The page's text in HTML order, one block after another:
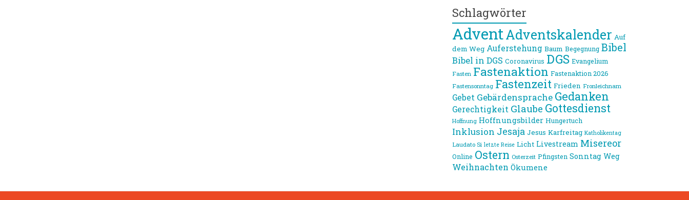
Schlagwörter
AdventAdventskalender Auf
dem Weg Auferstehung Baum Begegnung Bibel
Bibel in DGS Coronavirus DGS Evangelium
Fasten Fastenaktion Fastenaktion 2026
Fastensonntag Fastenzeit Frieden Fronleichnam
Gebet Gebärdensprache Gedanken
Gerechtigkeit Glaube Gottesdienst
Hoffnung Hoffnungsbilder Hungertuch
Inklusion Jesaja Jesus Karfreitag Katholikentag
Laudato Si letzte Reise Licht Livestream Misereor
Online Ostern Osterzeit Pfingsten Sonntag Weg
Weihnachten Ökumene